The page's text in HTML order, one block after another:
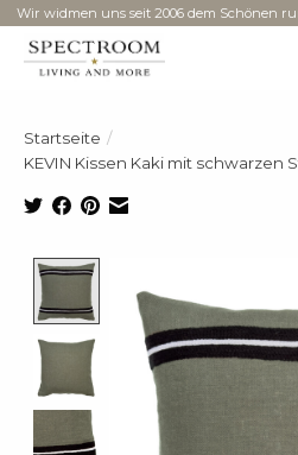
Wir widmen uns seit 2006 dem Schönen
Startseite /
KEVIN Kissen Kaki mit schwarzen